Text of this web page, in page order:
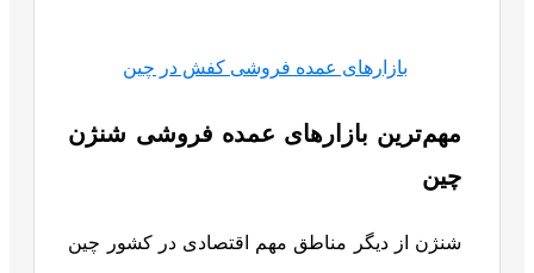
بازارهای عمده فروشی کفش در چین
مهم‌ترین بازارهای عمده فروشی شنژن
چین
شنژن از دیگر مناطق مهم اقتصادی در کشور چین